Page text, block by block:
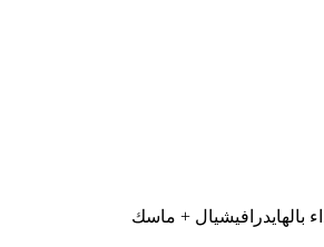
بالهايدرافيشيال + ماسك